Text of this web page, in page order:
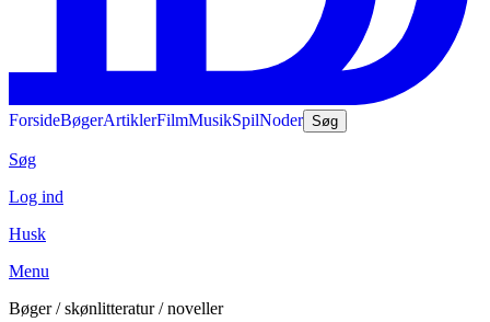
ForsideBøgerArtiklerFilmMusikSpilNoder Søg
Søg
Log ind
Husk
Menu
Bøger / skønlitteratur / noveller